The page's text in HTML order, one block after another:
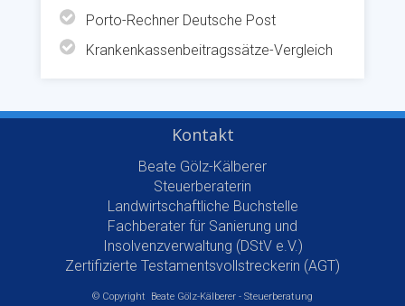
Porto-Rechner Deutsche Post
Krankenkassenbeitragssätze-Vergleich
Kontakt
Beate Gölz-Kälberer
Steuerberaterin
Landwirtschaftliche Buchstelle
Fachberater für Sanierung und
Insolvenzverwaltung (DStV e.V.)
Zertifizierte Testamentsvollstreckerin (AGT)
© Copyright Beate Gölz-Kälberer - Steuerberatung